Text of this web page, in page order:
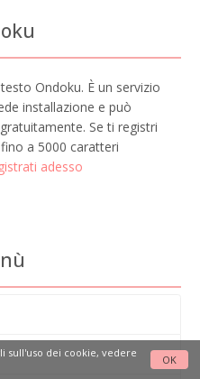
Ondoku. È un servizio
installazione e può
Se ti registri
a 5000 caratteri
adesso
sull'uso dei cookie, vedere
OK